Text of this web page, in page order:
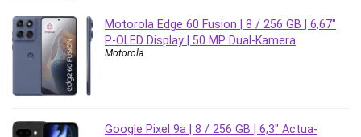
Motorola Edge 60 Fusion | 8 / 256 GB | 6,67″
P-OLED Display | 50 MP Dual-Kamera
Motorola
Google Pixel 9a | 8 / 256 GB | 6,3″ Actua-